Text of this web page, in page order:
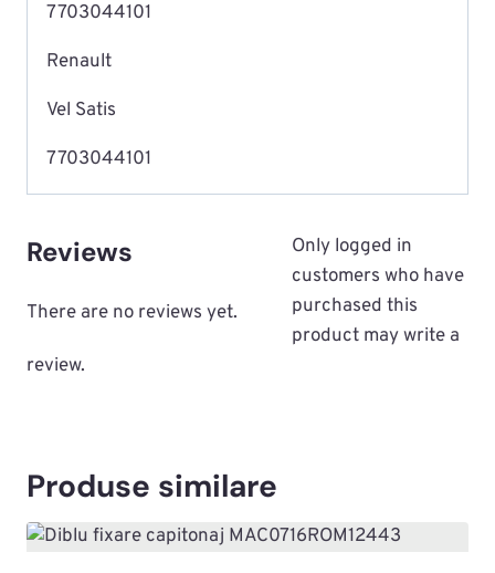
7703044101
Renault
Vel Satis
7703044101
Reviews
There are no reviews yet.
Only logged in
customers who have
purchased this
product may write a
review.
Produse similare